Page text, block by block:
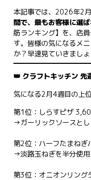
本記事では、2026年2
間で、最もお客様に選
筋ランキング】を、店
す。皆様の気になるメ
か？早速見ていきましょ
👑 クラフトキッチン 先
気になる2月4週目の上
第1位：しらすピザ
→ガーリックソースと
第2位：ハーフたまね
→淡路玉ねぎを半分使
第3位：オニオンリン